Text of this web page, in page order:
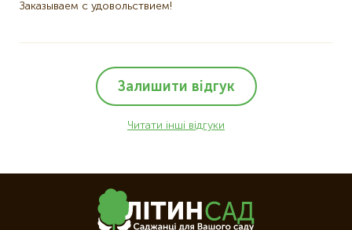
Заказываем с удовольствием!
Залишити відгук
Читати інші відгуки